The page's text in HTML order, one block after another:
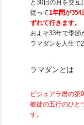
と30日の月を交互
従って1年間が354
ずれて行きます。
およそ33年で季節
ラマダンを人生で
ラマダンとは
ビジュアラ暦の第
教徒の五行のひと
す。